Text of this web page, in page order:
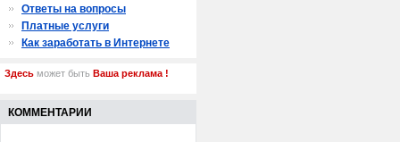
Ответы на вопросы
Платные услуги
Как заработать в Интернете
Здесь может быть Ваша реклама !
КОММЕНТАРИИ